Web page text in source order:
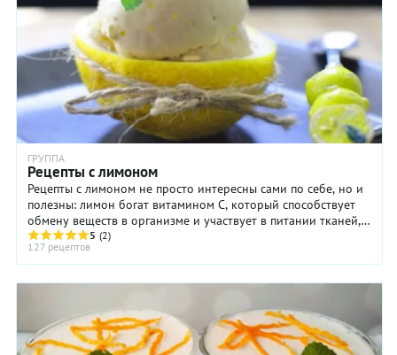
ГРУППА
Рецепты с лимоном
Рецепты с лимоном не просто интересны сами по себе, но и
полезны: лимон богат витамином С, который способствует
обмену веществ в организме и участвует в питании тканей,
содержит витамины А, В1, В2, и ...
5 (2)
127 рецептов